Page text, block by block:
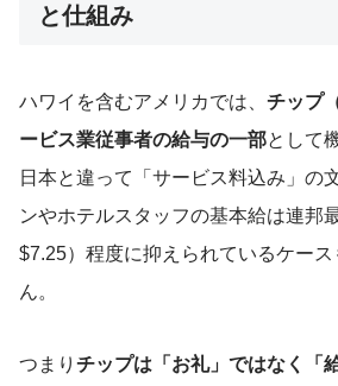
と仕組み
ハワイを含むアメリカでは、 チップ
ービス業従事者の給与の一部として
日本と違って「サービス料込み」の
ンやホテルスタッフの基本給は連邦
$7.25）程度に抑えられているケー
ん。
つまり チップは「お礼」ではなく「